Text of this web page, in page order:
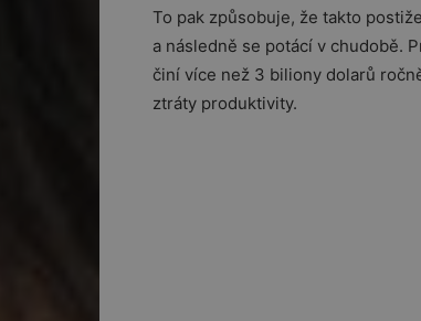
To pak způsobuje, že takto
a následně se potácí v chudobě.
činí více než 3 biliony dolarů
ztráty produktivity.